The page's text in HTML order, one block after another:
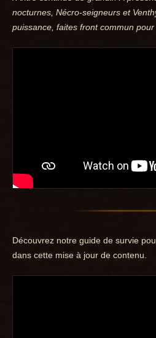
nocturnes, Nécro-seigneurs et
puissance, faites front commun
Découvrez notre guide de survie
dans cette mise à jour de contenu.